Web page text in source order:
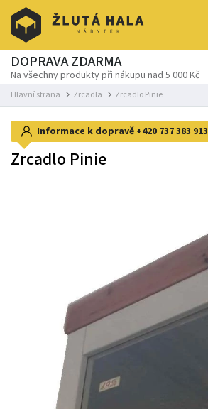
DOPRAVA ZDARMA
Na všechny produkty při nákupu nad 5 000 Kč
Hlavní strana Zrcadla Zrcadlo Pinie
Informace k dopravě +420 737 383 913
Zrcadlo Pinie